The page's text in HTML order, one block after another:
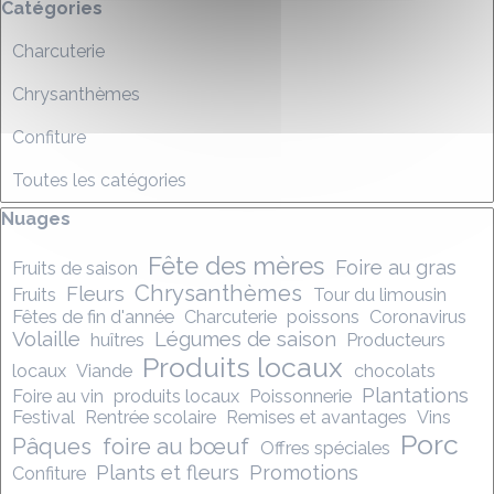
Sauter le bloc Catégories
Catégories
Charcuterie
Chrysanthèmes
Confiture
Toutes les catégories
Sauter le bloc Nuages
Nuages
Fruits de saison Fête des mères Foire au gras
Fruits Fleurs Chrysanthèmes
Tour du limousin
Fêtes de fin d'année Charcuterie poissons Coronavirus
Volaille huîtres Légumes de saison
Producteurs
locaux Viande Produits locaux
chocolats
Foire au vin produits locaux Poissonnerie Plantations
Festival Rentrée scolaire Remises et avantages Vins
Pâques foire au bœuf Offres spéciales Porc
Confiture Plants et fleurs Promotions